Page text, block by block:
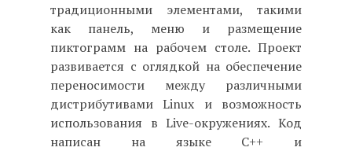
традиционными элементами, такими
как панель, меню и размещение
пиктограмм на рабочем столе. Проект
развивается с оглядкой на обеспечение
переносимости между различными
дистрибутивами Linux и возможность
использования в Live-окружениях. Код
написан на языке C++ и